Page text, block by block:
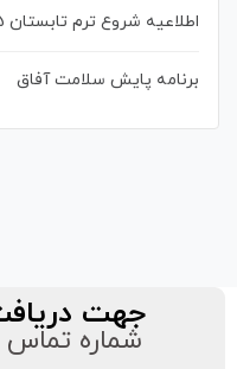
اطلاعیه شروع ترم تابستان 5
برنامه پایش سلامت آفاق
جهت
شماره تماس